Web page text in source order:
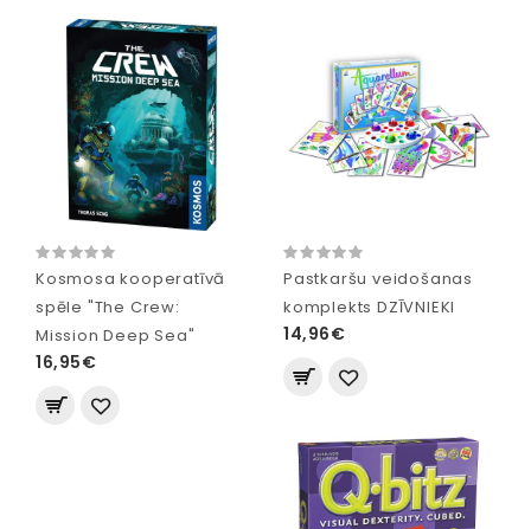
Kosmosa kooperatīvā
spēle "The Crew:
Mission Deep Sea"
16,95€
Pastkaršu veidošanas
komplekts DZĪVNIEKI
14,96€